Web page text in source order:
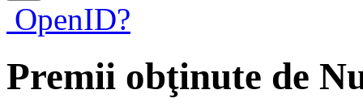
OpenID?
Premii obţinute de